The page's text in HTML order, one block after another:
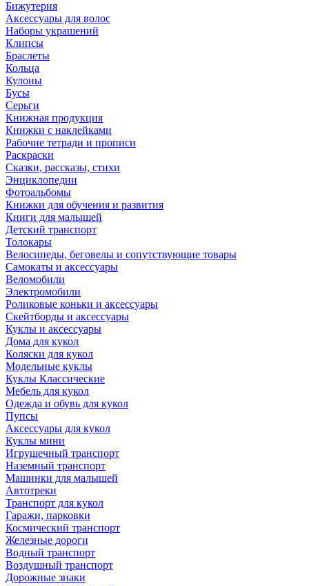
Бижутерия
Аксессуары для волос
Наборы украшений
Клипсы
Браслеты
Кольца
Кулоны
Бусы
Серьги
Книжная продукция
Книжки с наклейками
Рабочие тетради и прописи
Раскраски
Сказки, рассказы, стихи
Энциклопедии
Фотоальбомы
Книжки для обучения и развития
Книги для малышей
Детский транспорт
Толокары
Велосипеды, беговелы и сопутствующие товары
Самокаты и аксессуары
Веломобили
Электромобили
Роликовые коньки и аксессуары
Скейтборды и аксессуары
Куклы и аксессуары
Дома для кукол
Коляски для кукол
Модельные куклы
Куклы Классические
Мебель для кукол
Одежда и обувь для кукол
Пупсы
Аксессуары для кукол
Куклы мини
Игрушечный транспорт
Наземный транспорт
Машинки для малышей
Автотреки
Транспорт для кукол
Гаражи, парковки
Космический транспорт
Железные дороги
Водный транспорт
Воздушный транспорт
Дорожные знаки